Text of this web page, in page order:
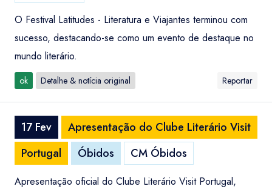
O Festival Latitudes - Literatura e Viajantes terminou com
sucesso, destacando-se como um evento de destaque no
mundo literário.
ok Detalhe & notícia original Reportar
17 Fev
Apresentação do Clube Literário Visit
Portugal
Óbidos CM Óbidos
Apresentação oficial do Clube Literário Visit Portugal,